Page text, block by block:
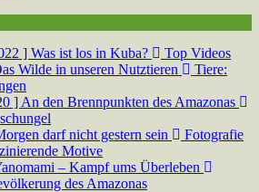
] Was ist los in Kuba?
Top Videos
Wilde in unseren Nutztieren
Tiere:
] An den Brennpunkten des Amazonas
darf nicht gestern sein
Fotografie
Motive
– Kampf ums Überleben
des Amazonas